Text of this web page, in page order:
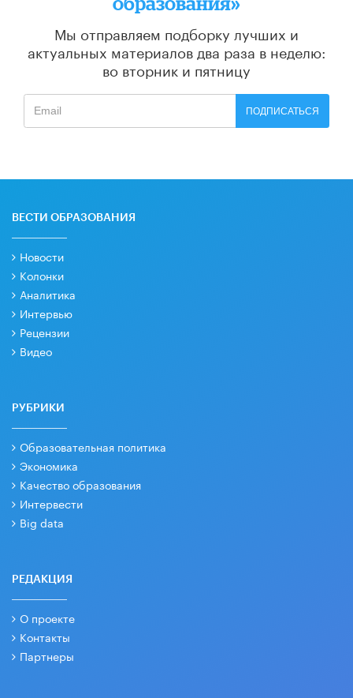
Мы отправляем подборку лучших и
актуальных материалов два раза в неделю:
во вторник и пятницу
ПОДПИСАТЬСЯ
ВЕСТИ ОБРАЗОВАНИЯ
Новости
Колонки
Аналитика
Интервью
Рецензии
Видео
РУБРИКИ
Образовательная политика
Экономика
Качество образования
Интервести
Big data
РЕДАКЦИЯ
О проекте
Контакты
Партнеры